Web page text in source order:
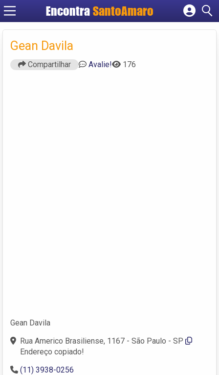
Encontra SantoAmaro
Cadastrar empresa
Gean Davila
Compartilhar Avalie! 176
Gean Davila
Rua Americo Brasiliense, 1167 - São Paulo - SP
Endereço copiado!
(11) 3938-0256